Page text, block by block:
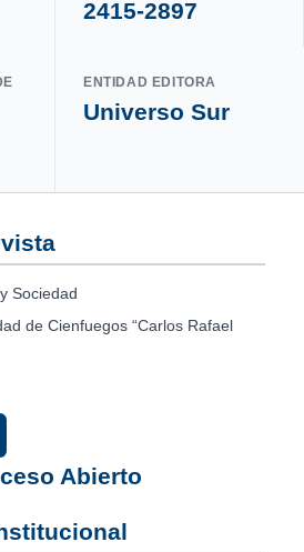
2415-2897
ENTIDAD EDITORA
Universo Sur
Sociedad
de Cienfuegos “Carlos Rafael
Abierto